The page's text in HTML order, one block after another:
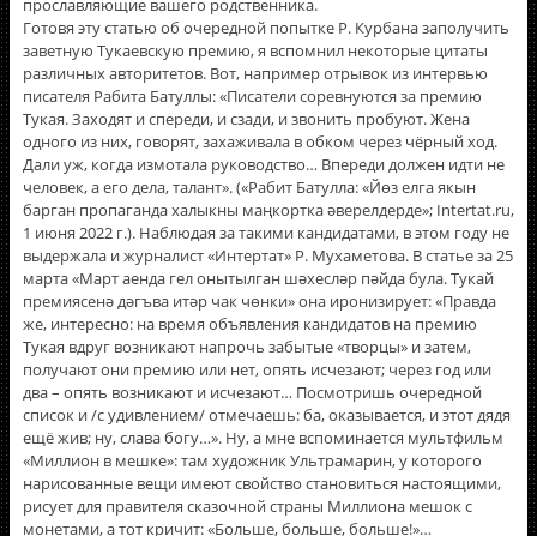
прославляющие вашего родственника.
Готовя эту статью об очередной попытке Р. Курбана заполучить
заветную Тукаевскую премию, я вспомнил некоторые цитаты
различных авторитетов. Вот, например отрывок из интервью
писателя Рабита Батуллы: «Писатели соревнуются за премию
Тукая. Заходят и спереди, и сзади, и звонить пробуют. Жена
одного из них, говорят, захаживала в обком через чёрный ход.
Дали уж, когда измотала руководство… Впереди должен идти не
человек, а его дела, талант». («Рабит Батулла: «Йөз елга якын
барган пропаганда халыкны маңкортка әверелдерде»; Intertat.ru,
1 июня 2022 г.). Наблюдая за такими кандидатами, в этом году не
выдержала и журналист «Интертат» Р. Мухаметова. В статье за 25
марта «Март аенда гел онытылган шәхесләр пәйда була. Тукай
премиясенә дәгъва итәр чак чөнки» она иронизирует: «Правда
же, интересно: на время объявления кандидатов на премию
Тукая вдруг возникают напрочь забытые «творцы» и затем,
получают они премию или нет, опять исчезают; через год или
два – опять возникают и исчезают… Посмотришь очередной
список и /с удивлением/ отмечаешь: ба, оказывается, и этот дядя
ещë жив; ну, слава богу…». Ну, а мне вспоминается мультфильм
«Миллион в мешке»: там художник Ультрамарин, у которого
нарисованные вещи имеют свойство становиться настоящими,
рисует для правителя сказочной страны Миллиона мешок с
монетами, а тот кричит: «Больше, больше, больше!»…